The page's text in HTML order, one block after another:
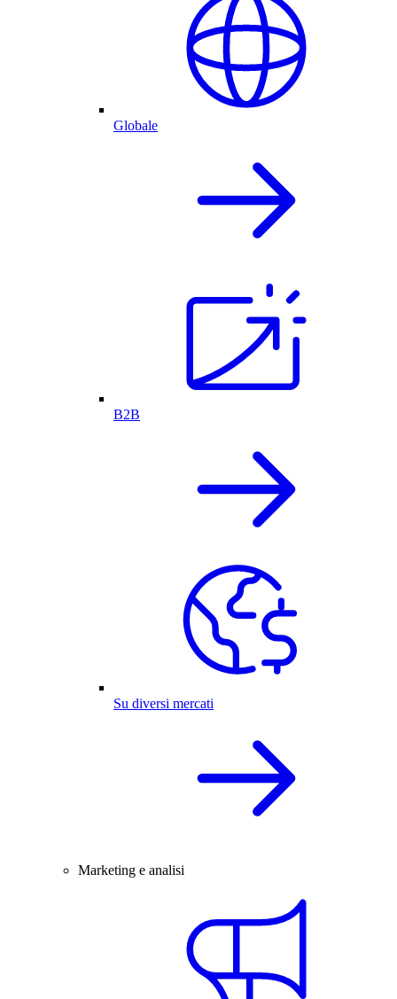
Globale
B2B
Su diversi mercati
Marketing e analisi